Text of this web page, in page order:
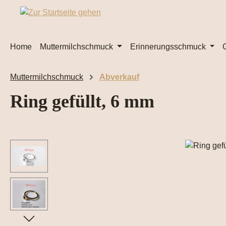
Hauptinhalt springen
Zur Suche springen
Zur Hauptnavigation springen
Home Muttermilchschmuck Erinnerungsschmuck
Muttermilchschmuck Abverkauf
Ring gefüllt, 6 mm
Bildergalerie überspringen